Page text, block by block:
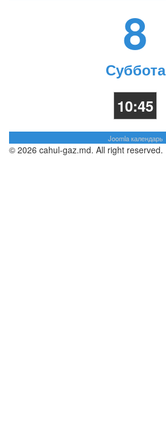
8
Суббота
10:45
Joomla календарь
© 2026 cahul-gaz.md. All right reserved.